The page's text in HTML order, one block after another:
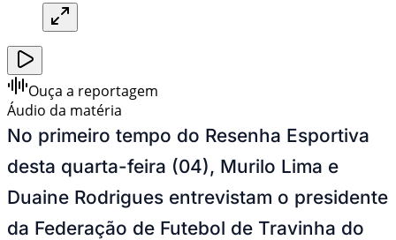
Ouça a reportagem
Áudio da matéria
No primeiro tempo do Resenha Esportiva
desta quarta-feira (04), Murilo Lima e
Duaine Rodrigues entrevistam o presidente
da Federação de Futebol de Travinha do